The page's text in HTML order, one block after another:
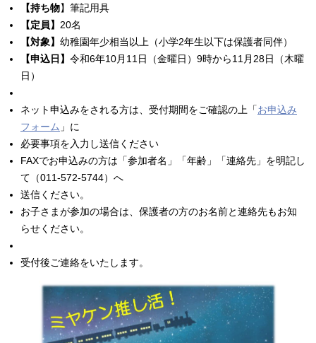
【持ち物】筆記用具
【定員】 20名
【対象】 幼稚園年少相当以上（小学2年生以下は保護者同伴）
【申込日】 令和6年10月11日（金曜日）9時から11月28日（木曜
日）
ネット申込みをされる方は、受付期間をご確認の上「お申込み
フォーム 」に
必要事項を入力し送信ください
FAXでお申込みの方は「参加者名」「年齢」「連絡先」を明記し
て（011-572-5744）へ
送信ください。
お子さまが参加の場合は、保護者の方のお名前と連絡先もお知
らせください。
受付後ご連絡をいたします。